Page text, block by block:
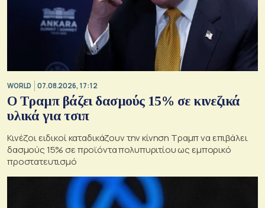
WORLD 07.08.2026, 17:12
Ο Τραμπ βάζει δασμούς 15% σε κινεζικά
υλικά για τσιπ
Κινέζοι ειδικοί καταδικάζουν την κίνηση Τραμπ να επιβάλει
δασμούς 15% σε προϊόντα πολυπυριτίου ως εμπορικό
προστατευτισμό